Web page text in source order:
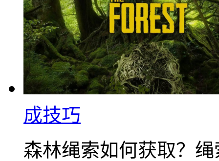
成技巧
森林绳索如何获取？